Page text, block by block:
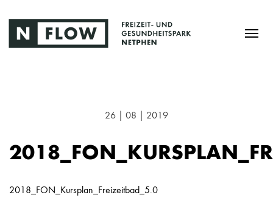
26 | 08 | 2019
2018_FON_Kursplan_Freizeitbad_5.0